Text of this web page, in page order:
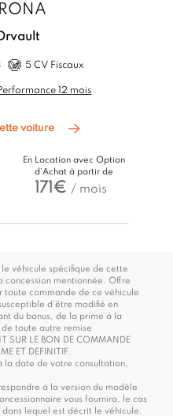
5 CV Fiscaux
12 mois
voiture
En Location avec Option
d'Achat à partir de
171€ / mois
véhicule spécifique de cette
concession mentionnée. Offre
toute commande de ce véhicule
d’être modifié en
du bonus, de la prime à la
de toute autre remise
SUR LE BON DE COMMANDE
ET DEFINITIF.
la date de votre consultation,
à la version du modèle
vous fournira, le cas
lequel est décrit le véhicule.